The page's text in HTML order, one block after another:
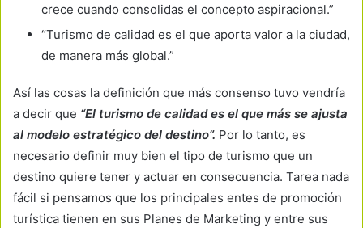
crece cuando consolidas el concepto aspiracional.”
“Turismo de calidad es el que aporta valor a la ciudad,
de manera más global.”
Así las cosas la definición que más consenso tuvo vendría
a decir que “El turismo de calidad es el que más se ajusta
al modelo estratégico del destino”. Por lo tanto, es
necesario definir muy bien el tipo de turismo que un
destino quiere tener y actuar en consecuencia. Tarea nada
fácil si pensamos que los principales entes de promoción
turística tienen en sus Planes de Marketing y entre sus